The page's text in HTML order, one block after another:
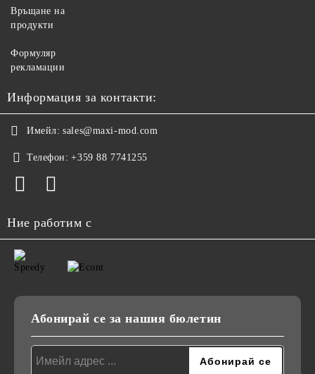
Връщане на
продукти
Формуляр
рекламации
Информация за контакти:
Имейл: sales@maxi-mod.com
Телефон: +359 88 7741255
Ние работим с
Абонирай се за нашия бюлетин